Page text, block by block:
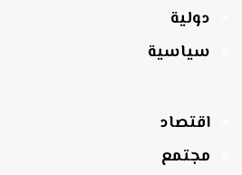
دولية
سياسية
اقتصاد
مجتمع